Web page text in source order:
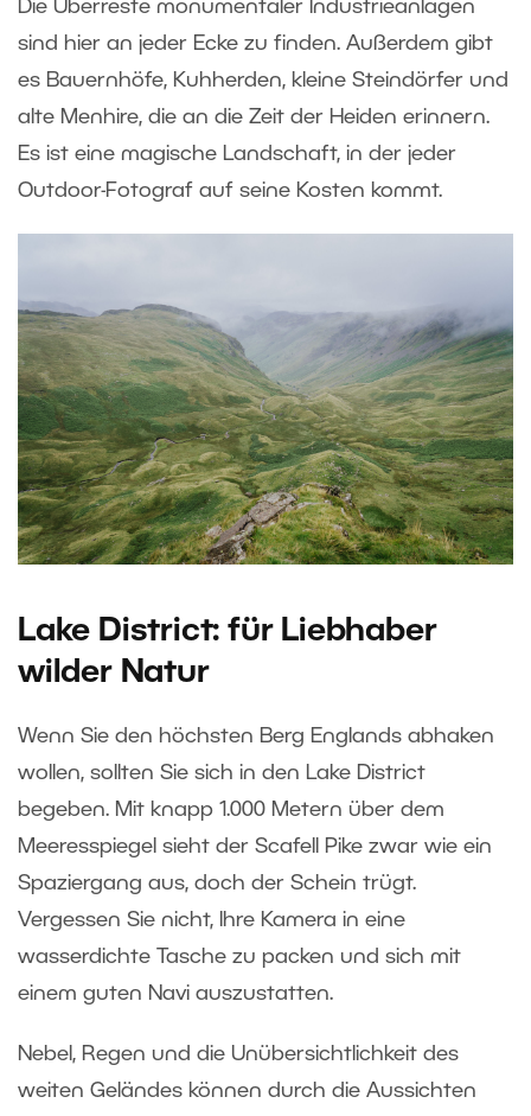
Die Überreste monumentaler Industrieanlagen
sind hier an jeder Ecke zu finden. Außerdem gibt
es Bauernhöfe, Kuhherden, kleine Steindörfer und
alte Menhire, die an die Zeit der Heiden erinnern.
Es ist eine magische Landschaft, in der jeder
Outdoor-Fotograf auf seine Kosten kommt.
Lake District: für Liebhaber
wilder Natur
Wenn Sie den höchsten Berg Englands abhaken
wollen, sollten Sie sich in den Lake District
begeben. Mit knapp 1.000 Metern über dem
Meeresspiegel sieht der Scafell Pike zwar wie ein
Spaziergang aus, doch der Schein trügt.
Vergessen Sie nicht, Ihre Kamera in eine
wasserdichte Tasche zu packen und sich mit
einem guten Navi auszustatten.
Nebel, Regen und die Unübersichtlichkeit des
weiten Geländes können durch die Aussichten